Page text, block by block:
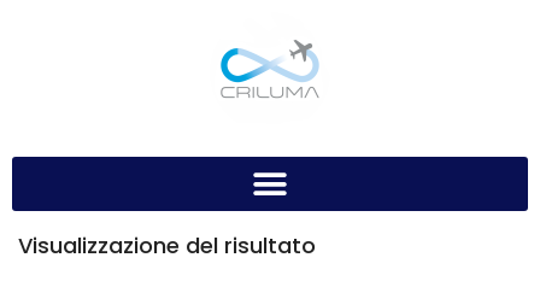
Visualizzazione del risultato